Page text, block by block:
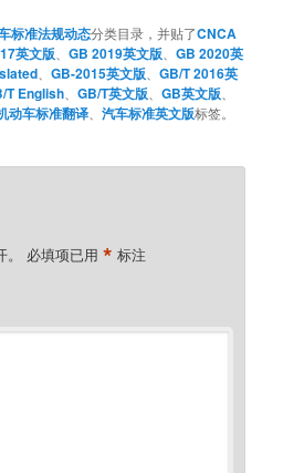
标准法规动态分类目录，并贴了CNCA
英文版 、GB 2019英文版 、GB 2020英
、GB-2015英文版 、GB/T 2016英
T English 、GB/T英文版 、GB英文版
动车标准翻译 、汽车标准英文版标签。
必填项已用* 标注